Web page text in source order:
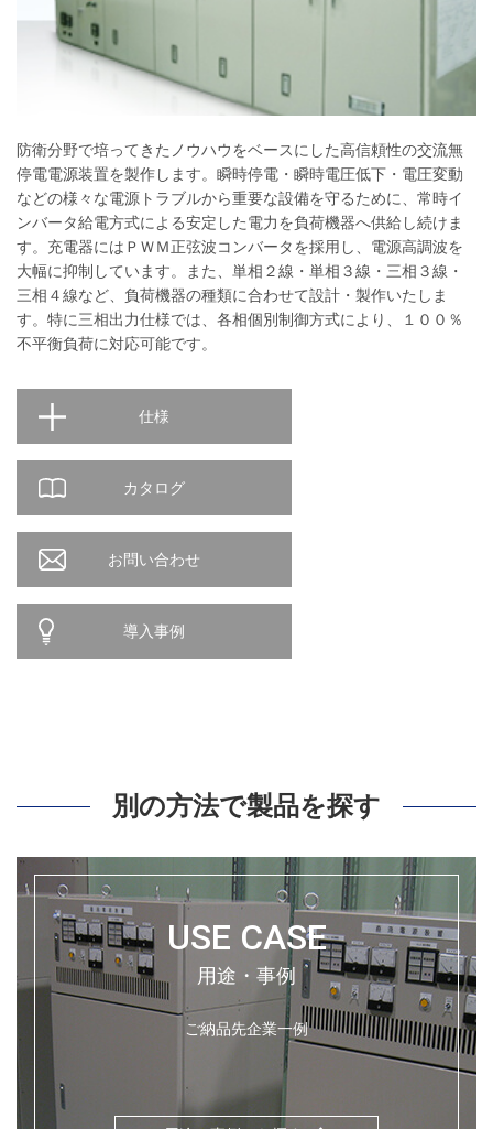
防衛分野で培ってきたノウハウをベースにした高信頼性の交流無
停電電源装置を製作します。瞬時停電・瞬時電圧低下・電圧変動
などの様々な電源トラブルから重要な設備を守るために、常時イ
ンバータ給電方式による安定した電力を負荷機器へ供給し続けま
す。充電器にはＰＷＭ正弦波コンバータを採用し、電源高調波を
大幅に抑制しています。また、単相２線・単相３線・三相３線・
三相４線など、負荷機器の種類に合わせて設計・製作いたしま
す。特に三相出力仕様では、各相個別制御方式により、１００％
不平衡負荷に対応可能です。
仕様
カタログ
お問い合わせ
導入事例
別の方法で製品を探す
USE CASE
用途・事例
ご納品先企業一例